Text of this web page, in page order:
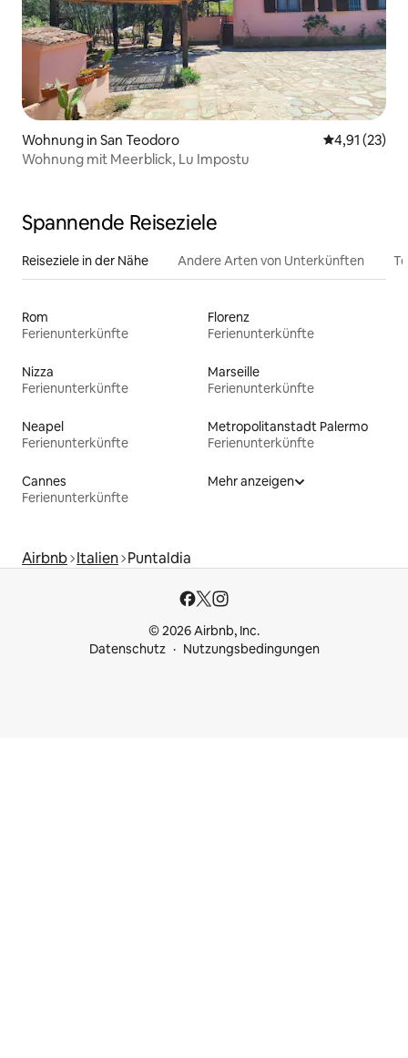
Wohnung in San Teodoro
4,91 (23)
Wohnung mit Meerblick, Lu Impostu
Spannende Reiseziele
Reiseziele in der Nähe Andere Arten von Unterkünften
Rom
Ferienunterkünfte
Florenz
Ferienunterkünfte
Nizza
Ferienunterkünfte
Marseille
Ferienunterkünfte
Neapel
Ferienunterkünfte
Metropolitanstadt Palermo
Ferienunterkünfte
Cannes
Ferienunterkünfte
Mehr anzeigen
Airbnb Italien Puntaldia
© 2026 Airbnb, Inc.
Datenschutz
Nutzungsbedingungen